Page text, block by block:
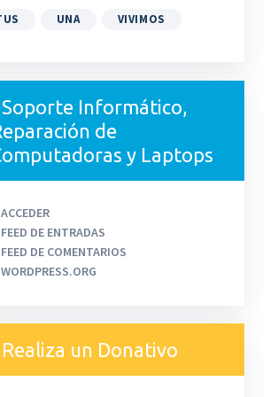
UNA VIVIMOS
Soporte Informático,
de
y Laptops
ACCEDER
FEED DE ENTRADAS
FEED DE COMENTARIOS
WORDPRESS.ORG
Realiza un Donativo